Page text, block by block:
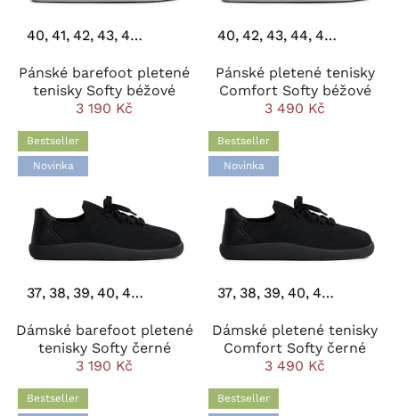
40 41 42 43 44
Pánské barefoot pletené
tenisky Softy béžové
3 190 Kč
40 42 43 44 45
Pánské pletené tenisky
Comfort Softy béžové
3 490 Kč
Bestseller
Novinka
37 38 39 40 41
Dámské barefoot pletené
tenisky Softy černé
3 190 Kč
Bestseller
Novinka
37 38 39 40 41
Dámské pletené tenisky
Comfort Softy černé
3 490 Kč
Bestseller
Bestseller